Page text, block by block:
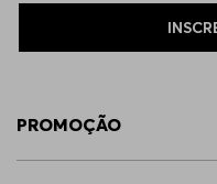
PROMOÇÃO